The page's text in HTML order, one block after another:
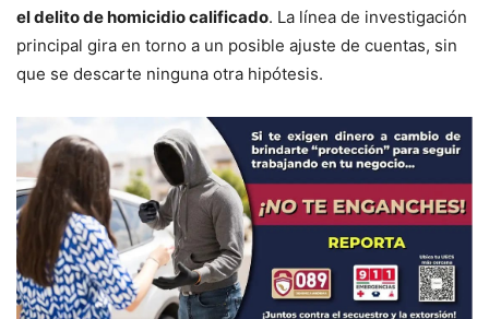
el delito de homicidio calificado. La línea de investigación
principal gira en torno a un posible ajuste de cuentas, sin
que se descarte ninguna otra hipótesis.